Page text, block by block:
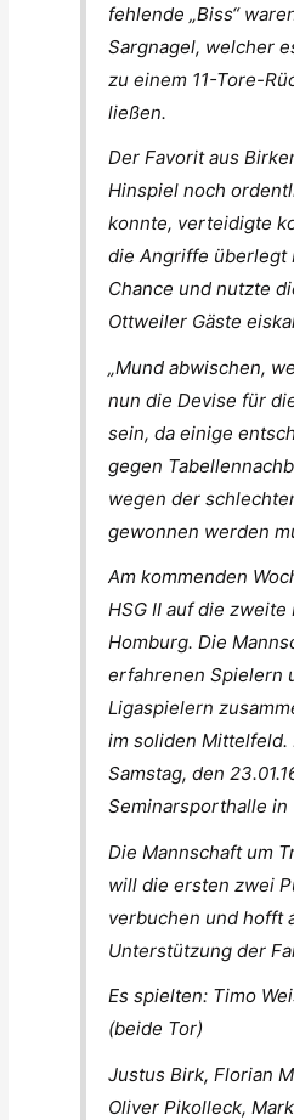
fehlende „Biss“
Sargnagel, welcher
zu einem 11-Tore-
ließen.
Der Favorit aus
Hinspiel noch
konnte, verteidigte
die Angriffe überlegt
Chance und nutzte
Ottweiler Gäste
„Mund abwischen,
nun die Devise für
sein, da einige
gegen
wegen der
gewonnen werden
Am kommenden
HSG II auf die
Homburg. Die
erfahrenen Spielern
Ligaspielern
im soliden Mittelfeld.
Samstag, den
Seminarsporthalle in
Die Mannschaft um
will die ersten zwei
verbuchen und hofft
Unterstützung der
Es spielten: Timo
(beide Tor)
Justus Birk, Florian
Oliver Pikolleck,